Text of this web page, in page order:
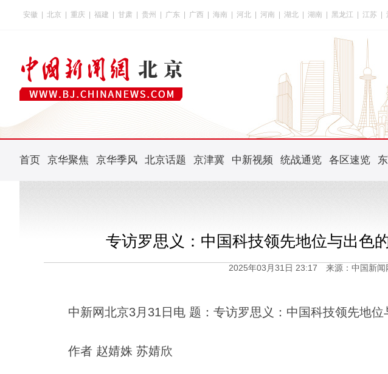
安徽 北京 重庆 福建 甘肃 贵州 广东 广西 海南 河北 河南 湖北 湖南 黑龙江 江苏
首页 京华聚焦 京华季风 北京话题 京津冀 中新视频 统战通览 各区速览
专访罗思义：中国科技领先地位与出色
2025年03月31日 23:17 来源：中国新闻
中新网北京3月31日电 题：专访罗思义：中国科技领先地位
作者 赵婧姝 苏婧欣